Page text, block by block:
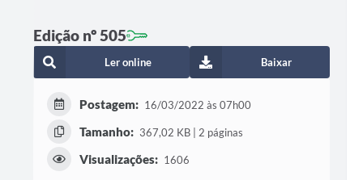
Edição nº 505
Ler online Baixar
Postagem: 16/03/2022 às 07h00
Tamanho: 367,02 KB | 2 páginas
Visualizações: 1606